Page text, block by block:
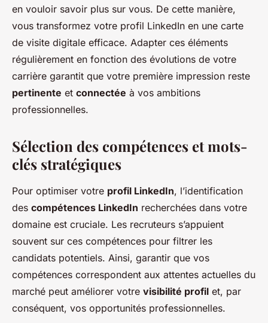
en vouloir savoir plus sur vous. De cette manière,
vous transformez votre profil LinkedIn en une carte
de visite digitale efficace. Adapter ces éléments
régulièrement en fonction des évolutions de votre
carrière garantit que votre première impression reste
pertinente et connectée à vos ambitions
professionnelles.
Sélection des compétences et mots-
clés stratégiques
Pour optimiser votre profil LinkedIn, l’identification
des compétences LinkedIn recherchées dans votre
domaine est cruciale. Les recruteurs s’appuient
souvent sur ces compétences pour filtrer les
candidats potentiels. Ainsi, garantir que vos
compétences correspondent aux attentes actuelles du
marché peut améliorer votre visibilité profil et, par
conséquent, vos opportunités professionnelles.